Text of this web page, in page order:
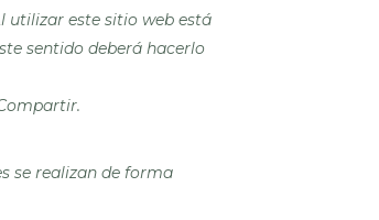
utilizar este sitio web está
sentido deberá hacerlo
.
se realizan de forma